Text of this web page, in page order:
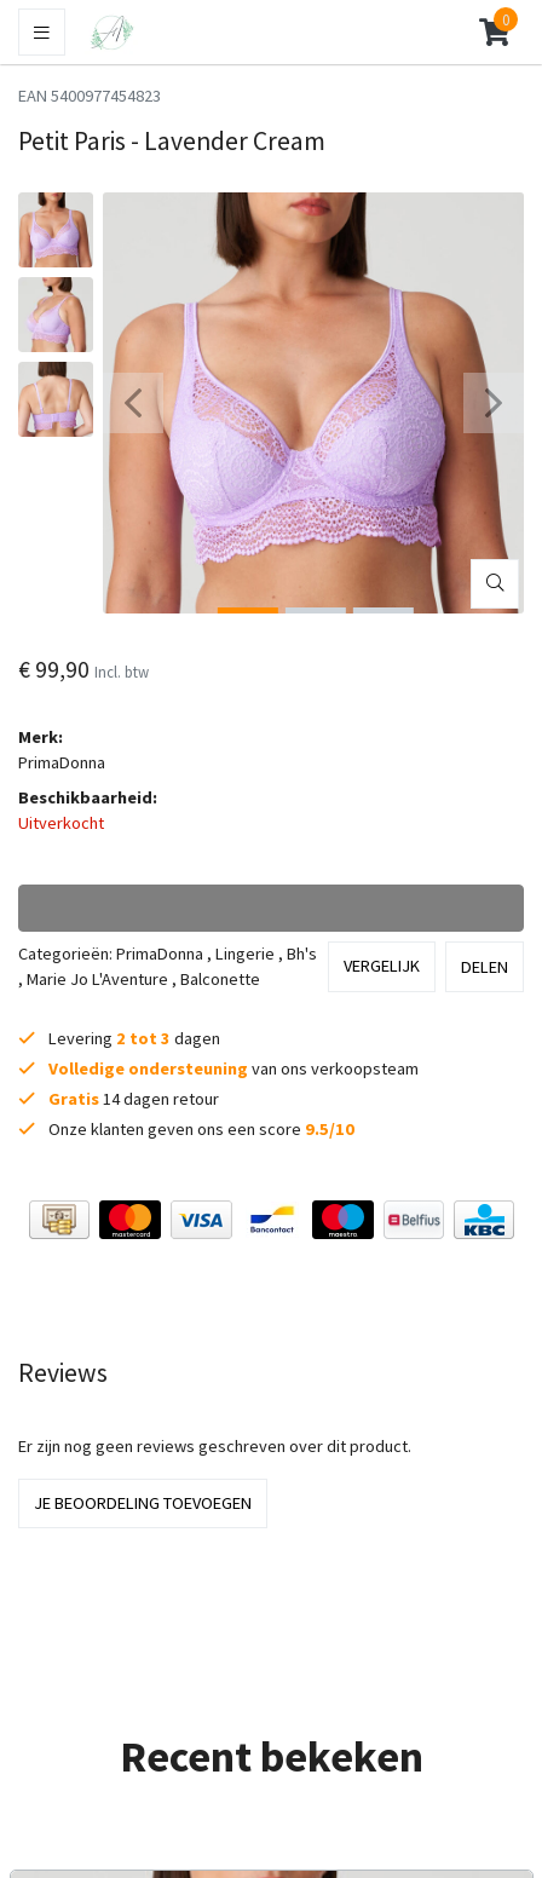
0
EAN 5400977454823
Petit Paris - Lavender Cream
€ 99,90 Incl. btw
Merk:
PrimaDonna
Beschikbaarheid:
Uitverkocht
Categorieën: PrimaDonna , Lingerie , Bh's
, Marie Jo L'Aventure , Balconette
VERGELIJK DELEN
Levering 2 tot 3 dagen
Volledige ondersteuning van ons verkoopsteam
Gratis14 dagen retour
Onze klanten geven ons een score 9.5/10
Reviews
Er zijn nog geen reviews geschreven over dit product.
JE BEOORDELING TOEVOEGEN
Recent bekeken